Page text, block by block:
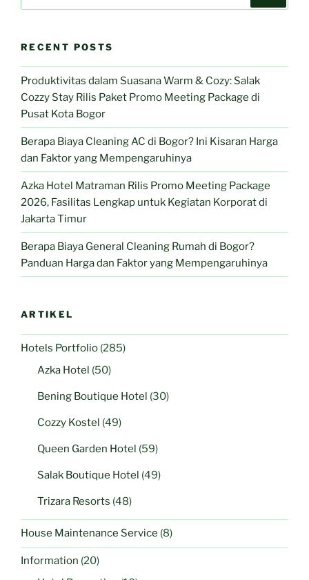
RECENT POSTS
Produktivitas dalam Suasana Warm & Cozy: Salak
Cozzy Stay Rilis Paket Promo Meeting Package di
Pusat Kota Bogor
Berapa Biaya Cleaning AC di Bogor? Ini Kisaran Harga
dan Faktor yang Mempengaruhinya
Azka Hotel Matraman Rilis Promo Meeting Package
2026, Fasilitas Lengkap untuk Kegiatan Korporat di
Jakarta Timur
Berapa Biaya General Cleaning Rumah di Bogor?
Panduan Harga dan Faktor yang Mempengaruhinya
ARTIKEL
Hotels Portfolio (285)
Azka Hotel (50)
Bening Boutique Hotel (30)
Cozzy Kostel (49)
Queen Garden Hotel (59)
Salak Boutique Hotel (49)
Trizara Resorts (48)
House Maintenance Service (8)
Information (20)